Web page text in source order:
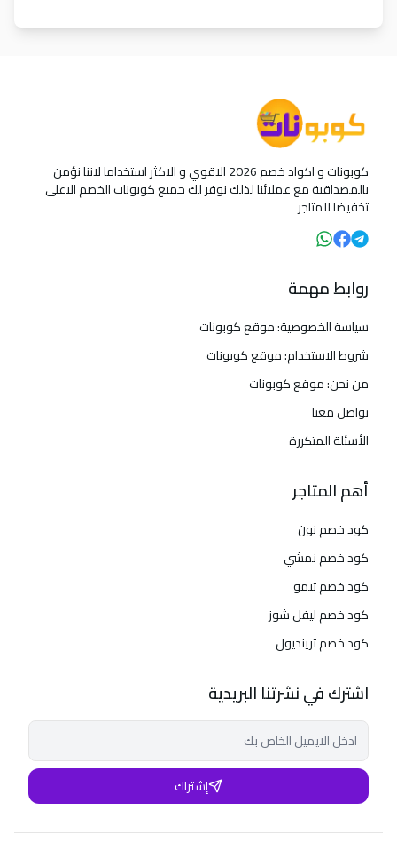
كوبونات و اكواد خصم 2026 الاقوي و الاكثر استخداما لاننا نؤمن
بالمصداقية مع عملائنا لذلك نوفر لك جميع كوبونات الخصم الاعلى
تخفيضا للمتاجر
روابط مهمة
سياسة الخصوصية: موقع كوبونات
شروط الاستخدام: موقع كوبونات
من نحن: موقع كوبونات
تواصل معنا
الأسئلة المتكررة
أهم المتاجر
كود خصم نون
كود خصم نمشي
كود خصم تيمو
كود خصم ليفل شوز
كود خصم ترينديول
اشترك في نشرتنا البريدية
إشتراك